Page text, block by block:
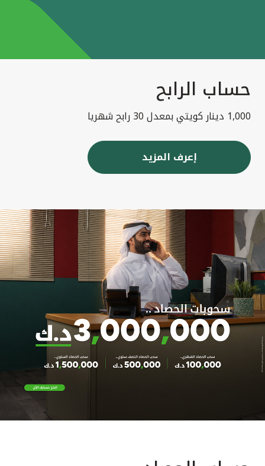
حساب الرابح
1,000 دينار كويتي بمعدل 30 رابح شهريا
إعرف المزيد